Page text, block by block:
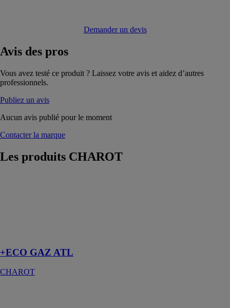
Demander un devis
Avis des pros
Vous avez testé ce produit ? Laissez votre avis et aidez d’autres
professionnels.
Publiez un avis
Aucun avis publié pour le moment
Contacter la marque
Les produits CHAROT
+ECO GAZ ATL
CHAROT